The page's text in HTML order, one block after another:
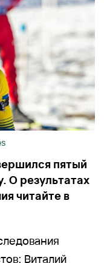
пятый
О результатах
читайте в
Виталий